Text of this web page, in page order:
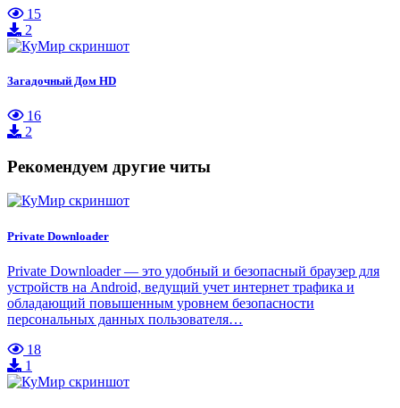
15
2
Загадочный Дом HD
16
2
Рекомендуем другие читы
Private Downloader
Private Downloader — это удобный и безопасный браузер для
устройств на Android, ведущий учет интернет трафика и
обладающий повышенным уровнем безопасности
персональных данных пользователя…
18
1